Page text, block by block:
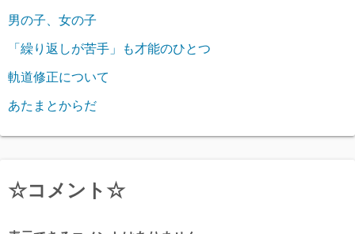
男の子、女の子
「繰り返しが苦手」も才能のひとつ
軌道修正について
あたまとからだ
☆コメント☆